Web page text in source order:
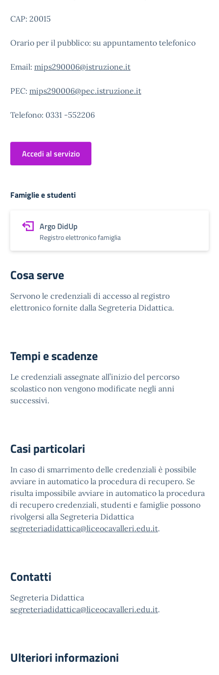
CAP: 20015
Orario per il pubblico: su appuntamento telefonico
Email: mips290006@istruzione.it
PEC: mips290006@pec.istruzione.it
Telefono: 0331 -552206
Accedi al servizio
Famiglie e studenti
Argo DidUp
Registro elettronico famiglia
Cosa serve
Servono le credenziali di accesso al registro
elettronico fornite dalla Segreteria Didattica.
Tempi e scadenze
Le credenziali assegnate all’inizio del percorso
scolastico non vengono modificate negli anni
successivi.
Casi particolari
In caso di smarrimento delle credenziali è possibile
avviare in automatico la procedura di recupero. Se
risulta impossibile avviare in automatico la procedura
di recupero credenziali, studenti e famiglie possono
rivolgersi alla Segreteria Didattica
segreteriadidattica@liceocavalleri.edu.it.
Contatti
Segreteria Didattica
segreteriadidattica@liceocavalleri.edu.it.
Ulteriori informazioni